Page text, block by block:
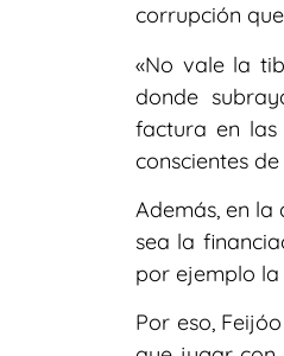
corrupción
«No vale la
donde
factura en las
conscientes
Además, en la
sea la
por ejemplo la
Por eso,